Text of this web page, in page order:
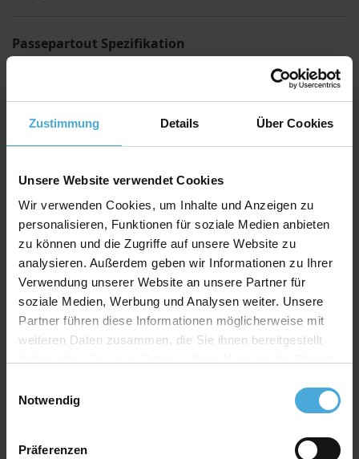
Zustimmung Details Über Cookies
Unsere Website verwendet Cookies
Wir verwenden Cookies, um Inhalte und Anzeigen zu
personalisieren, Funktionen für soziale Medien anbieten
zu können und die Zugriffe auf unsere Website zu
analysieren. Außerdem geben wir Informationen zu Ihrer
Verwendung unserer Website an unsere Partner für
soziale Medien, Werbung und Analysen weiter. Unsere
Partner führen diese Informationen möglicherweise mit
weiteren Daten zusammen, die Sie ihnen bereitgestellt
Notwendig
Präferenzen
Passepartout Spezifikation
Stäke: 1,4mm (optional auch mit 2,0mm oder
Kern: weiß
Material: 100% Alphazellulose (
Rückwand Spezifikation
Stärke: 1,4mm
Farbe: weiß
Material: 100% Alphazellulose
Qualitativ hochwertiger Passepartoutkarton für
alle Fälle zu einem attraktiven Preis-Werte-
Die Serie „WhiteAlpha
“ steht für einen hoch weißen
erhalten durch den weißen Schrägschnitt eine klare